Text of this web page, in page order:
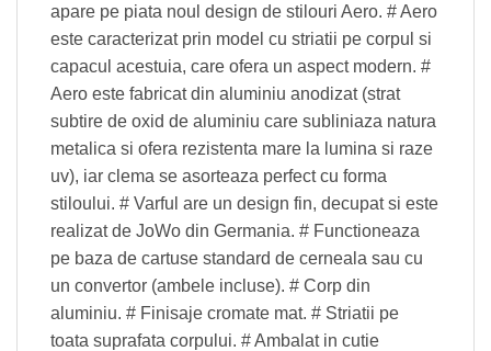
apare pe piata noul design de stilouri Aero. # Aero
este caracterizat prin model cu striatii pe corpul si
capacul acestuia, care ofera un aspect modern. #
Aero este fabricat din aluminiu anodizat (strat
subtire de oxid de aluminiu care subliniaza natura
metalica si ofera rezistenta mare la lumina si raze
uv), iar clema se asorteaza perfect cu forma
stiloului. # Varful are un design fin, decupat si este
realizat de JoWo din Germania. # Functioneaza
pe baza de cartuse standard de cerneala sau cu
un convertor (ambele incluse). # Corp din
aluminiu. # Finisaje cromate mat. # Striatii pe
toata suprafata corpului. # Ambalat in cutie